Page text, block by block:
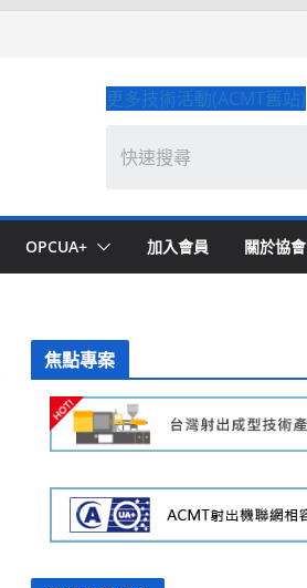
更多技術活動(ACMT舊站)
OPCUA+ 加入會員 關於協會
焦點專案